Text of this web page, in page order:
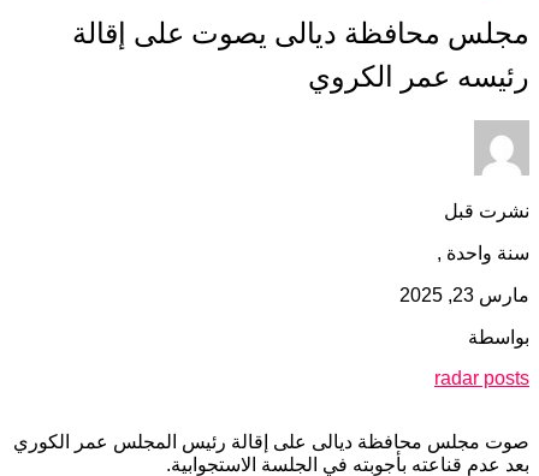
مجلس محافظة ديالى يصوت على إقالة
رئيسه عمر الكروي
نشرت قبل
سنة واحدة ,
مارس 23, 2025
بواسطة
radar posts
صوت مجلس محافظة ديالى على إقالة رئيس المجلس عمر الكوري
بعد عدم قناعته بأجوبته في الجلسة الاستجوابية.